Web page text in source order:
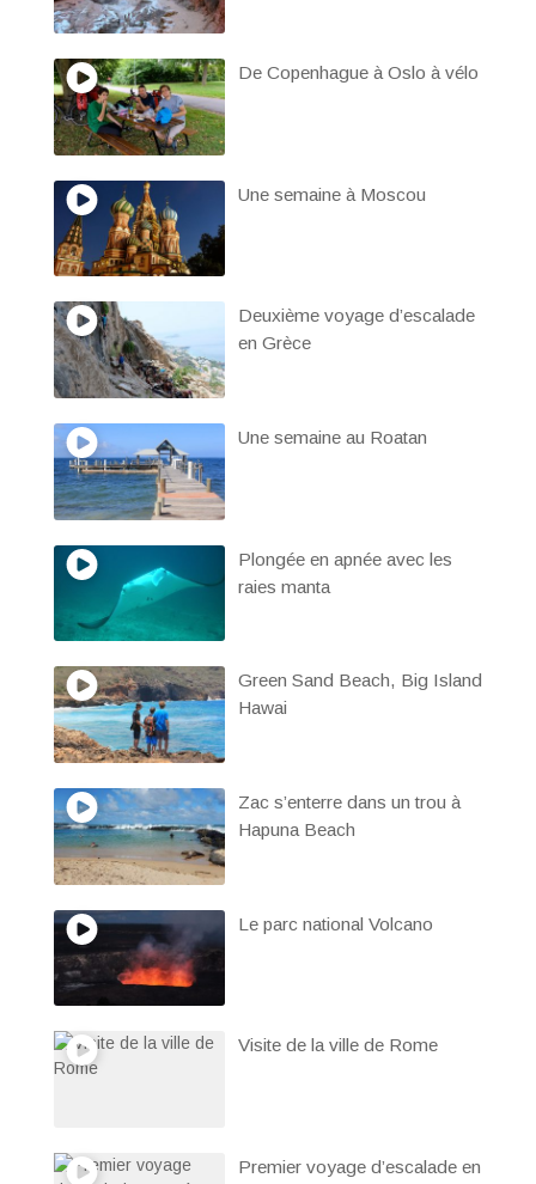
De Copenhague à Oslo à vélo
Une semaine à Moscou
Deuxième voyage d’escalade
en Grèce
Une semaine au Roatan
Plongée en apnée avec les
raies manta
Green Sand Beach, Big Island
Hawai
Zac s’enterre dans un trou à
Hapuna Beach
Le parc national Volcano
Visite de la ville de Rome
Premier voyage d’escalade en